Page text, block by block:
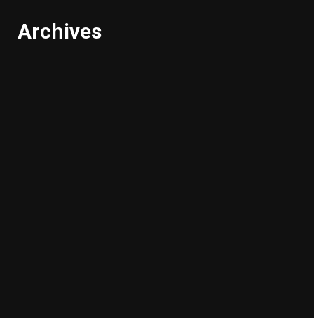
Archives